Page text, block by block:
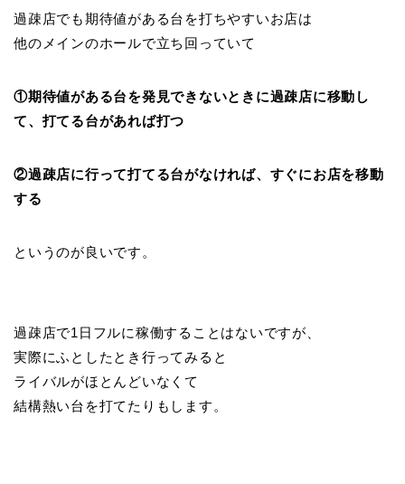
過疎店でも期待値がある台を打ちやすいお店は
他のメインのホールで立ち回っていて
①期待値がある台を発見できないときに過疎店に移動し
て、打てる台があれば打つ
②過疎店に行って打てる台がなければ、すぐにお店を移動
する
というのが良いです。
過疎店で1日フルに稼働することはないですが、
実際にふとしたとき行ってみると
ライバルがほとんどいなくて
結構熱い台を打てたりもします。